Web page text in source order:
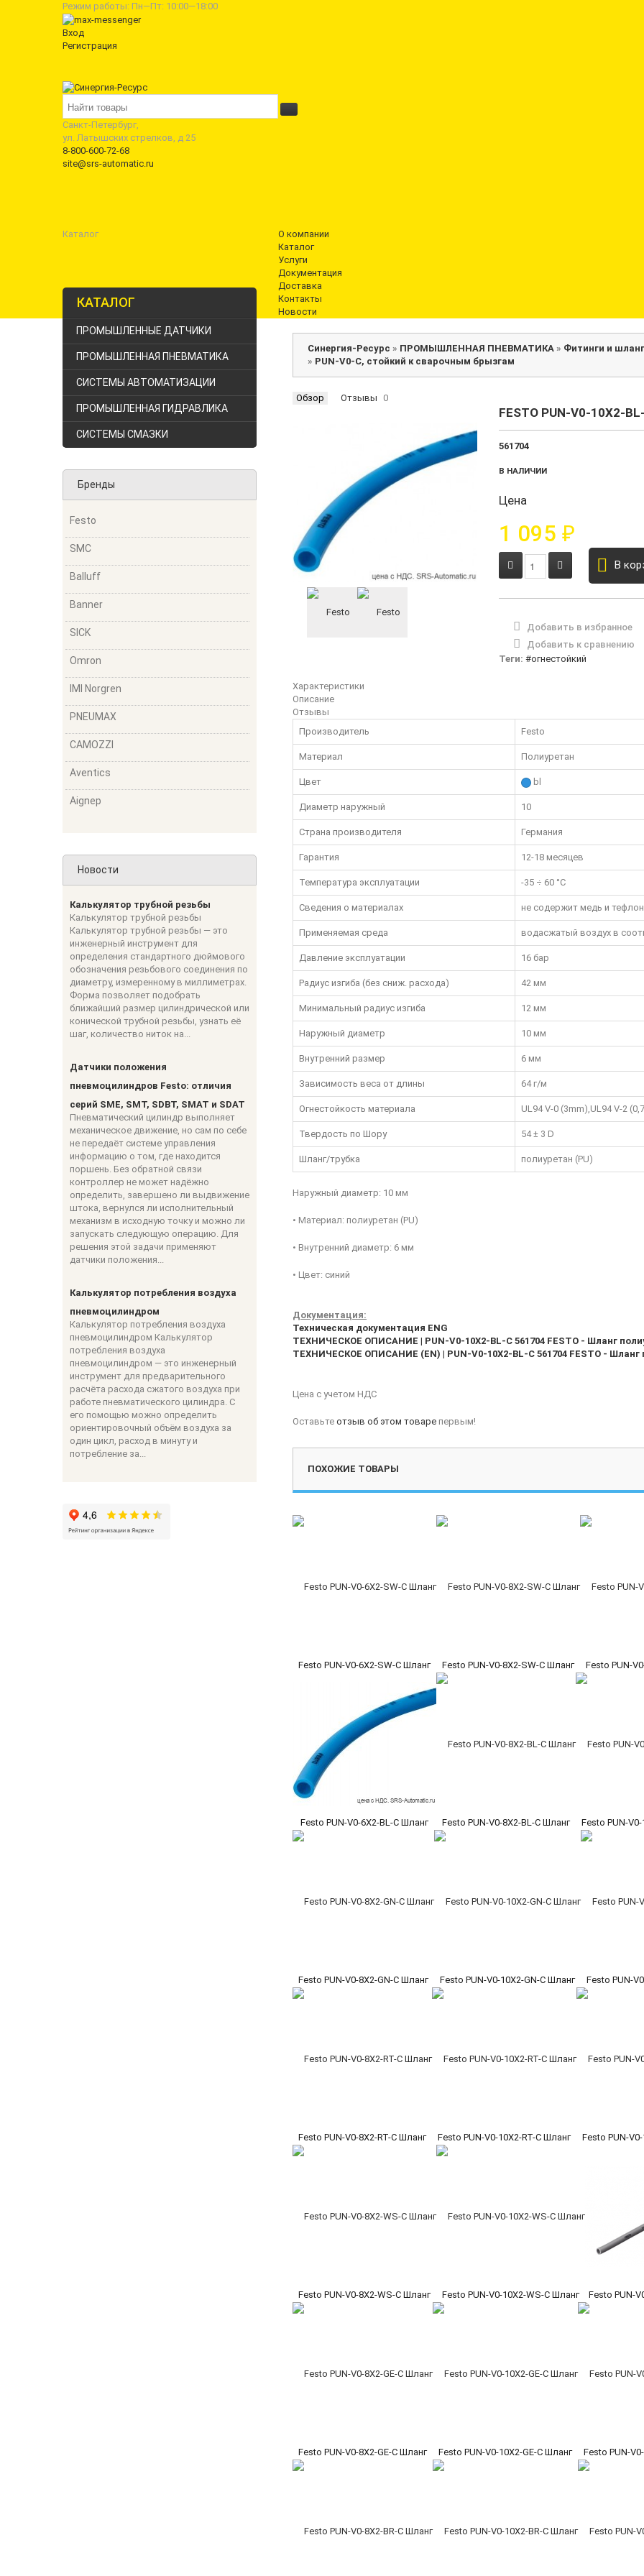
Режим работы: Пн—Пт: 10:00—18:00
Вход
Регистрация
Санкт-Петербург,
ул. Латышских стрелков, д 25
8-800-600-72-68
site@srs-automatic.ru
Каталог
О компании
Каталог
Услуги
Документация
Доставка
Контакты
Новости
КАТАЛОГ
ПРОМЫШЛЕННЫЕ ДАТЧИКИ
ПРОМЫШЛЕННАЯ ПНЕВМАТИКА
СИСТЕМЫ АВТОМАТИЗАЦИИ
ПРОМЫШЛЕННАЯ ГИДРАВЛИКА
СИСТЕМЫ СМАЗКИ
Бренды
Festo
SMC
Balluff
Banner
SICK
Omron
IMI Norgren
PNEUMAX
CAMOZZI
Aventics
Aignep
Новости
Калькулятор трубной резьбы
Калькулятор трубной резьбы
Калькулятор трубной резьбы — это
инженерный инструмент для
определения стандартного дюймового
обозначения резьбового соединения по
диаметру, измеренному в миллиметрах.
Форма позволяет подобрать
ближайший размер цилиндрической или
конической трубной резьбы, узнать её
шаг, количество ниток на...
Датчики положения
пневмоцилиндров Festo: отличия
серий SME, SMT, SDBT, SMAT и SDAT
Пневматический цилиндр выполняет
механическое движение, но сам по себе
не передаёт системе управления
информацию о том, где находится
поршень. Без обратной связи
контроллер не может надёжно
определить, завершено ли выдвижение
штока, вернулся ли исполнительный
механизм в исходную точку и можно ли
запускать следующую операцию. Для
решения этой задачи применяют
датчики положения...
Калькулятор потребления воздуха
пневмоцилиндром
Калькулятор потребления воздуха
пневмоцилиндром Калькулятор
потребления воздуха
пневмоцилиндром — это инженерный
инструмент для предварительного
расчёта расхода сжатого воздуха при
работе пневматического цилиндра. С
его помощью можно определить
ориентировочный объём воздуха за
один цикл, расход в минуту и
потребление за...
Синергия-Ресурс » ПРОМЫШЛЕННАЯ ПНЕВМАТИКА » Фитинги и
» PUN-V0-C, стойкий к сварочным брызгам
Обзор Отзывы 0
FESTO PUN-V0-10X2-
561704
В НАЛИЧИИ
Цена
1 095 ₽
В
Добавить в избранное
Добавить к сравнению
Теги: #огнестойкий
Характеристики
Описание
Отзывы
Производитель
Festo
Материал Полиуретан
Цвет bl
Диаметр наружный 10
Страна производителя Германия
Гарантия 12-18 месяцев
Температура эксплуатации -35 ÷ 60 °C
Сведения о материалах не содержит медь и тефлон
Применяемая среда водасжатый воздух в
Давление эксплуатации 16 бар
Радиус изгиба (без сниж. расхода) 42 мм
Минимальный радиус изгиба 12 мм
Наружный диаметр 10 мм
Внутренний размер 6 мм
Зависимость веса от длины 64 г/м
Огнестойкость материала UL94 V-0 (3mm),UL94 V-2
Твердость по Шору 54 ± 3 D
Шланг/трубка полиуретан (PU)
Наружный диаметр: 10 мм
• Материал: полиуретан (PU)
• Внутренний диаметр: 6 мм
• Цвет: синий
Документация:
Техническая документация ENG
ТЕХНИЧЕСКОЕ ОПИСАНИЕ | PUN-V0-10X2-BL-C 561704 FESTO - Шланг
ТЕХНИЧЕСКОЕ ОПИСАНИЕ (EN) | PUN-V0-10X2-BL-C 561704 FESTO -
Цена с учетом НДС
Оставьте отзыв об этом товаре первым!
ПОХОЖИЕ ТОВАРЫ
Festo PUN-V0-6X2-SW-C Шланг Festo PUN-V0-8X2-SW-C Шланг Festo PUN-
Festo PUN-V0-6X2-BL-C Шланг Festo PUN-V0-8X2-BL-C Шланг Festo PUN-
Festo PUN-V0-8X2-GN-C Шланг Festo PUN-V0-10X2-GN-C Шланг Festo PUN-
Festo PUN-V0-8X2-RT-C Шланг Festo PUN-V0-10X2-RT-C Шланг Festo PUN-
Festo PUN-V0-8X2-WS-C Шланг Festo PUN-V0-10X2-WS-C Шланг Festo PUN-
Festo PUN-V0-8X2-GE-C Шланг Festo PUN-V0-10X2-GE-C Шланг Festo PUN-